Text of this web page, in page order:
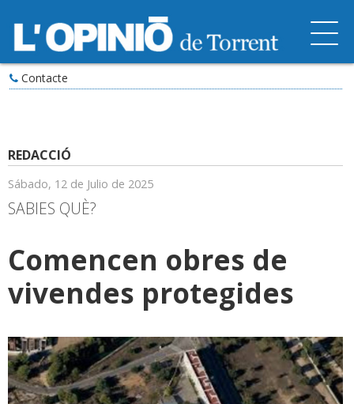
Contacte
REDACCIÓ
Sábado, 12 de Julio de 2025
SABIES QUÈ?
Comencen obres de
vivendes protegides